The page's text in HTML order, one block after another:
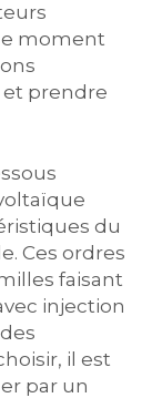
moment
et prendre
du
Ces ordres
faisant
injection
il est
par un